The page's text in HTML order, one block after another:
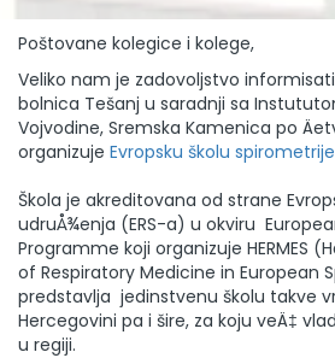
Poštovane kolegice i kolege,
Veliko nam je zadovoljstvo
bolnica Tešanj u saradnji sa
Vojvodine, Sremska Kamenica po
organizuje Evropsku školu spirometrije
Škola je akreditovana od strane
udruÅ¾enja (ERS-a) u okviru
Programme koji organizuje HERMES
of Respiratory Medicine in European
predstavlja jedinstvenu školu takve
Hercegovini pa i šire, za koju veÄ‡
u regiji.